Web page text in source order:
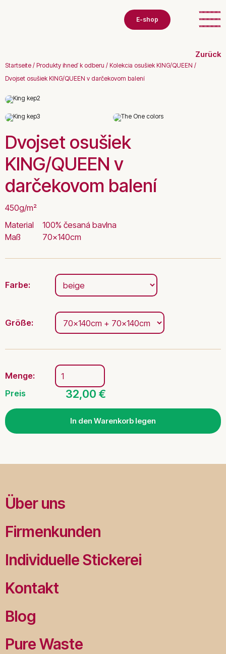
E-shop
Startseite / Produkty ihneď k odberu / Kolekcia osušiek KING/QUEEN /
Dvojset osušiek KING/QUEEN v darčekovom balení
Zurück
Dvojset osušiek
KING/QUEEN v
darčekovom balení
450g/m²
Material
100% česaná bavlna
Maß
70x140cm
Farbe:
Größe:
Menge:
Preis
32,00 €
In den Warenkorb legen
Über uns
Firmenkunden
Individuelle Stickerei
Kontakt
Blog
Pure Waste